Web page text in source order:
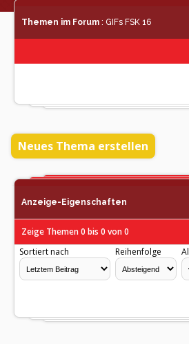
Themen im Forum : GIFs FSK 16
Neues Thema erstellen
Anzeige-Eigenschaften
Zeige Themen 0 bis 0 von 0
Sortiert nach
Reihenfolge